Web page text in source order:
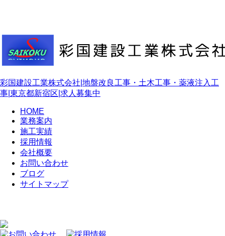
彩国建設工業株式会社|地盤改良工事・土木工事・薬液注入工
事|東京都新宿区|求人募集中
HOME
業務案内
施工実績
採用情報
会社概要
お問い合わせ
ブログ
サイトマップ